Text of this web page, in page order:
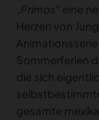
„Primos“ eine
Herzen von
Sommerferien
die sich
gesamte